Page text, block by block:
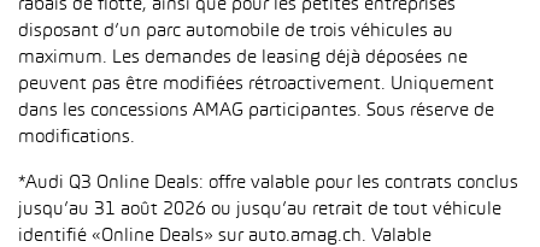
rabais de flotte, ainsi que pour les petites entreprises
disposant d’un parc automobile de trois véhicules au
maximum. Les demandes de leasing déjà déposées ne
peuvent pas être modifiées rétroactivement. Uniquement
dans les concessions AMAG participantes. Sous réserve de
modifications.
*Audi Q3 Online Deals: offre valable pour les contrats conclus
jusqu’au 31 août 2026 ou jusqu’au retrait de tout véhicule
identifié «Online Deals» sur auto.amag.ch. Valable